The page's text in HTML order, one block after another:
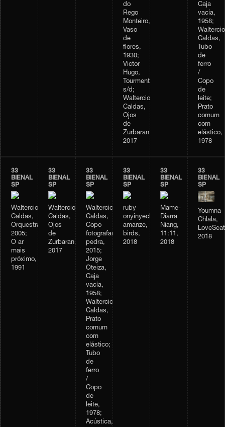
do
Rego
Monteiro,
Vaso
de
flores,
1930;
Victor
Hugo,
Tourmente,
s/d;
Waltercio
Caldas,
Ojos
de
Zurbaran,
2017
Caja
vacía,
1958;
Waltercio
Caldas,
Tubo
de
ferro
/
Copo
de
leite;
Prato
comum
com
elástico,
1978
33
BIENAL
SP
Waltercio
Caldas,
Orquestra,
2005;
O ar
mais
próximo,
1991
33
BIENAL
SP
Waltercio
Caldas,
Ojos
de
Zurbaran,
2017
33
BIENAL
SP
Waltercio
Caldas,
Copo
fotografando
pedra,
2015;
Jorge
Oteiza,
Caja
vacía,
1958;
Waltercio
Caldas,
Prato
comum
com
elástico;
Tubo
de
ferro
/
Copo
de
leite,
1978;
Acústica,
33
BIENAL
SP
ruby
onyinyechi
amanze,
birds,
2018
33
BIENAL
SP
Mame-
Diarra
Niang,
11:11,
2018
33
BIENAL
SP
Youmna
Chlala,
2018